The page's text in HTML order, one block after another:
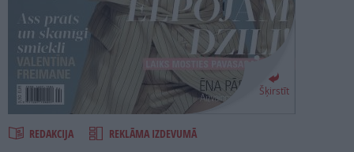
SEARCH
Šķirstīt
REDAKCIJA REKLĀMA IZDEVUMĀ